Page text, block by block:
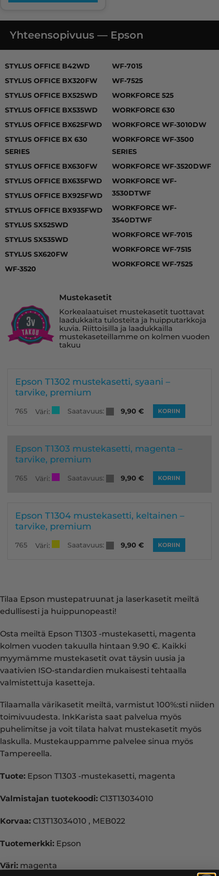
Yhteensopivuus — Epson
STYLUS OFFICE B42WD
STYLUS OFFICE BX320FW
STYLUS OFFICE BX525WD
STYLUS OFFICE BX535WD
STYLUS OFFICE BX625FWD
STYLUS OFFICE BX 630
SERIES
STYLUS OFFICE BX630FW
STYLUS OFFICE BX635FWD
STYLUS OFFICE BX925FWD
STYLUS OFFICE BX935FWD
STYLUS SX525WD
STYLUS SX535WD
STYLUS SX620FW
WF-3520
WF-7015
WF-7525
WORKFORCE 525
WORKFORCE 630
WORKFORCE WF-3010DW
WORKFORCE WF-3500
SERIES
WORKFORCE WF-3520DWF
WORKFORCE WF-
3530DTWF
WORKFORCE WF-
3540DTWF
WORKFORCE WF-7015
WORKFORCE WF-7515
WORKFORCE WF-7525
Mustekasetit
Korkealaatuiset mustekasetit tuottavat
laadukkaita tulosteita ja huipputarkkoja
kuvia. Riittoisilla ja laadukkailla
mustekaseteillamme on kolmen vuoden
takuu
Epson T1302 mustekasetti, syaani –
tarvike, premium
765 Väri: Saatavuus: 9,90 € KORIIN
Epson T1303 mustekasetti, magenta –
tarvike, premium
765 Väri: Saatavuus: 9,90 € KORIIN
Epson T1304 mustekasetti, keltainen –
tarvike, premium
765 Väri: Saatavuus: 9,90 € KORIIN
Tilaa Epson mustepatruunat ja laserkasetit meiltä
edullisesti ja huippunopeasti!
Osta meiltä Epson T1303 -mustekasetti, magenta
kolmen vuoden takuulla hintaan 9.90 €. Kaikki
myymämme mustekasetit ovat täysin uusia ja
vaativien ISO-standardien mukaisesti tehtaalla
valmistettuja kasetteja.
Tilaamalla värikasetit meiltä, varmistut 100%:sti niiden
toimivuudesta. InkKarista saat palvelua myös
puhelimitse ja voit tilata halvat mustekasetit myös
laskulla. Mustekauppamme palvelee sinua myös
Tampereella.
Tuote: Epson T1303 -mustekasetti, magenta
Valmistajan tuotekoodi: C13T13034010
Korvaa: C13T13034010 , MEB022
Tuotemerkki: Epson
Väri: magenta